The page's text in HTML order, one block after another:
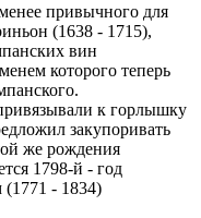
привычного для
(1638 - 1715),
вин
которого теперь
к горлышку
закупоривать
же рождения
1798-й - год
(1771 - 1834)